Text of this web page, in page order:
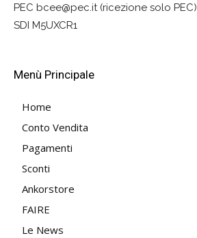
PEC bcee@pec.it (ricezione solo PEC)
SDI M5UXCR1
Menù Principale
Home
Conto Vendita
Pagamenti
Sconti
Ankorstore
FAIRE
Le News